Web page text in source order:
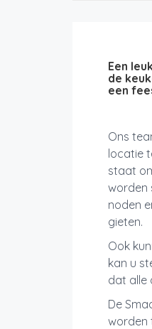
Een
de
een
Ons
locatie
staat
worden
noden
gieten.
Ook
kan u
dat alle
De
worden